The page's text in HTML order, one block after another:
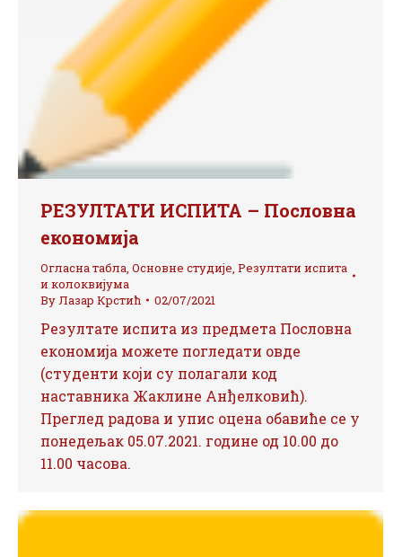
РЕЗУЛТАТИ ИСПИТА – Пословна
економија
Огласна табла, Основне студије, Резултати испита
и колоквијума
ByЛазар Крстић 02/07/2021
Резултате испита из предмета Пословна
економија можете погледати овде
(студенти који су полагали код
наставника Жаклине Анђелковић).
Преглед радова и упис оцена обавиће се у
понедељак 05.07.2021. године од 10.00 до
11.00 часова.